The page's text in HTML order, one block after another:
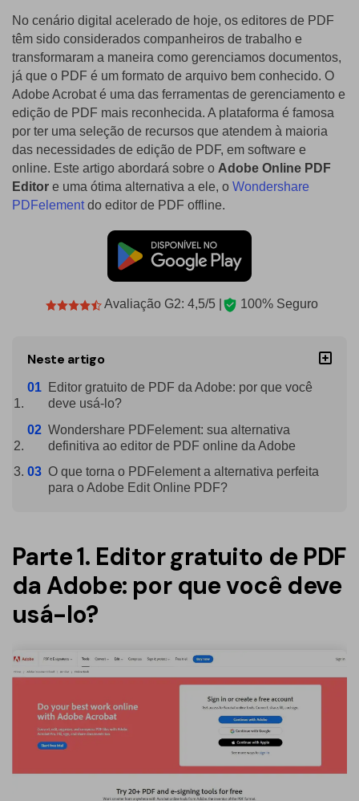
Novo PDFelement：Mais inteligente,
rápido e fácil
Do poder da IA às ferramentas em massa – o novo
PDFelement torna qualquer tarefa em PDF simples e rápida.
PDF Protegido por Senha
Compartilhar PDF
IA de PDF
Chat com PDF
Resumidor de PDF com IA
Tradutor de PDF com IA
Conversar com Imagem
Explicar PDF com IA
Conversar com Documento
Todos os recursos do PDF
Publicação
Freelancer
Avaliações & Prêmios
Histórias de clientes
Avaliações de clientes
Prêmios G2
Comparação de software PDF
PDFelement para Windows
PDFelement para Mac
PDFelement para Android
Vídeos Tutoriais
Suporte
Especificações Técnicas
Central de Downloads
Atualizar para o PDFelement 12
No cenário digital acelerado de hoje, os editores de PDF
têm sido considerados companheiros de trabalho e
transformaram a maneira como gerenciamos documentos,
já que o PDF é um formato de arquivo bem conhecido. O
Adobe Acrobat é uma das ferramentas de gerenciamento e
edição de PDF mais reconhecida. A plataforma é famosa
por ter uma seleção de recursos que atendem à maioria
das necessidades de edição de PDF, em software e
online. Este artigo abordará sobre o Adobe Online PDF
Editor e uma ótima alternativa a ele, o Wondershare
PDFelementdo editor de PDF offline.
Avaliação G2: 4,5/5 | 100% Seguro
Neste artigo
Editor gratuito de PDF da Adobe: por que você
deve usá-lo?
Wondershare PDFelement: sua alternativa
definitiva ao editor de PDF online da Adobe
O que torna o PDFelement a alternativa perfeita
para o Adobe Edit Online PDF?
Parte 1. Editor gratuito de PDF
da Adobe: por que você deve
usá-lo?